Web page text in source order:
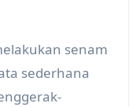
senam
sederhana